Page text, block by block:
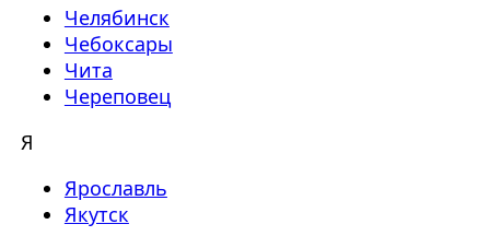
Челябинск
Чебоксары
Чита
Череповец
Я
Ярославль
Якутск